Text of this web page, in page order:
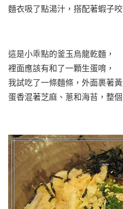
麵衣吸了點湯汁，搭配著蝦子
這是小乖點的釜玉烏龍乾麵，
裡面應該有和了一顆生蛋唷，
我試吃了一條麵條，外面裹著黃
蛋香混著芝麻、蔥和海苔，整